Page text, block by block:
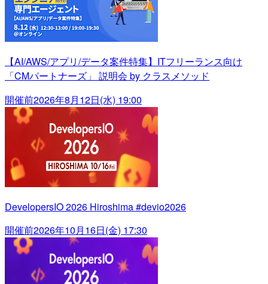
【AI/AWS/アプリ/データ案件特集】ITフリーランス向け
「CMパートナーズ」 説明会 by クラスメソッド
開催前2026年8月12日(水) 19:00
DevelopersIO 2026 Hiroshima #devio2026
開催前2026年10月16日(金) 17:30